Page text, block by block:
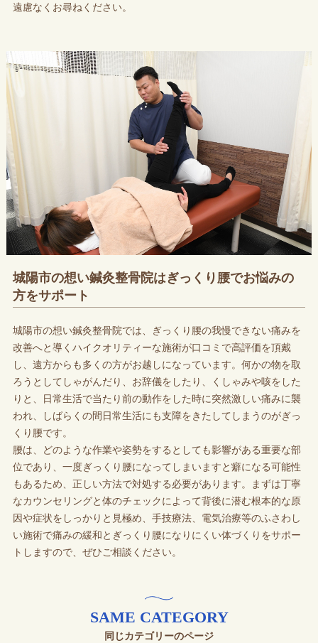
遠慮なくお尋ねください。
城陽市の想い鍼灸整骨院はぎっくり腰でお悩みの
方をサポート
城陽市の想い鍼灸整骨院では、ぎっくり腰の我慢できない痛みを
改善へと導くハイクオリティーな施術が口コミで高評価を頂戴
し、遠方からも多くの方がお越しになっています。何かの物を取
ろうとしてしゃがんだり、お辞儀をしたり、くしゃみや咳をした
りと、日常生活で当たり前の動作をした時に突然激しい痛みに襲
われ、しばらくの間日常生活にも支障をきたしてしまうのがぎっ
くり腰です。
腰は、どのような作業や姿勢をするとしても影響がある重要な部
位であり、一度ぎっくり腰になってしまいますと癖になる可能性
もあるため、正しい方法で対処する必要があります。まずは丁寧
なカウンセリングと体のチェックによって背後に潜む根本的な原
因や症状をしっかりと見極め、手技療法、電気治療等のふさわし
い施術で痛みの緩和とぎっくり腰になりにくい体づくりをサポー
トしますので、ぜひご相談ください。
同じカテゴリーのページ
SAME CATEGORY